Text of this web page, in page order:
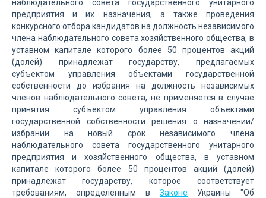
наблюдательного совета государственного унитарного
предприятия и их назначения, а также проведения
конкурсного отбора кандидатов на должность независимого
члена наблюдательного совета хозяйственного общества, в
уставном капитале которого более 50 процентов акций
(долей) принадлежат государству, предлагаемых
субъектом управления объектами государственной
собственности до избрания на должность независимых
членов наблюдательного совета, не применяется в случае
принятия субъектом управления объектами
государственной собственности решения о назначении/
избрании на новый срок независимого члена
наблюдательного совета государственного унитарного
предприятия и хозяйственного общества, в уставном
капитале которого более 50 процентов акций (долей)
принадлежат государству, которое соответствует
требованиям, определенным в Законе Украины "Об